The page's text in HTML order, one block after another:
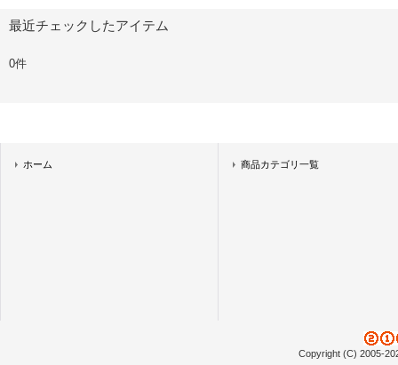
最近チェックしたアイテム
0件
ホーム 商品カテゴリ一覧
Copyright (C) 2005-